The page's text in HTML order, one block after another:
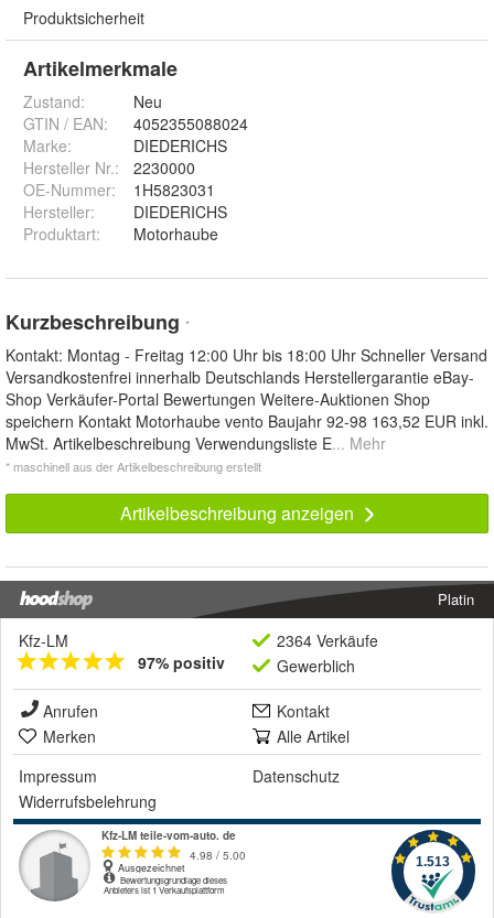
Produktsicherheit
Artikelmerkmale
Zustand:
Neu
GTIN / EAN:
4052355088024
Marke:
DIEDERICHS
Hersteller Nr.:
2230000
OE-Nummer:
1H5823031
Hersteller:
DIEDERICHS
Produktart: Motorhaube
Kurzbeschreibung *
Kontakt: Montag - Freitag 12:00 Uhr bis 18:00 Uhr Schneller Versand
Versandkostenfrei innerhalb Deutschlands Herstellergarantie eBay-
Shop Verkäufer-Portal Bewertungen Weitere-Auktionen Shop
speichern Kontakt Motorhaube vento Baujahr 92-98 163,52 EUR inkl.
MwSt. Artikelbeschreibung Verwendungsliste E... Mehr
* maschinell aus der Artikelbeschreibung erstellt
Artikelbeschreibung anzeigen
Platin
Kfz-LM
97% positiv
2364 Verkäufe
Gewerblich
Anrufen
Kontakt
Merken
Alle Artikel
Impressum
Datenschutz
Widerrufsbelehrung